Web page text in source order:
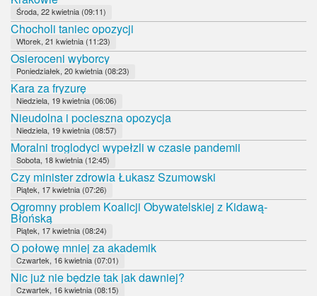
Środa, 22 kwietnia (09:11)
Chocholi taniec opozycji
Wtorek, 21 kwietnia (11:23)
Osieroceni wyborcy
Poniedziałek, 20 kwietnia (08:23)
Kara za fryzurę
Niedziela, 19 kwietnia (06:06)
Nieudolna i pocieszna opozycja
Niedziela, 19 kwietnia (08:57)
Moralni troglodyci wypełzli w czasie pandemii
Sobota, 18 kwietnia (12:45)
Czy minister zdrowia Łukasz Szumowski
Piątek, 17 kwietnia (07:26)
Ogromny problem Koalicji Obywatelskiej z Kidawą-
Błońską
Piątek, 17 kwietnia (08:24)
O połowę mniej za akademik
Czwartek, 16 kwietnia (07:01)
Nic już nie będzie tak jak dawniej?
Czwartek, 16 kwietnia (08:15)